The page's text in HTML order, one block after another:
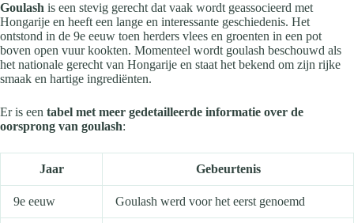
Goulash is een stevig gerecht dat vaak wordt geassocieerd met
Hongarije en heeft een lange en interessante geschiedenis. Het
ontstond in de 9e eeuw toen herders vlees en groenten in een pot
boven open vuur kookten. Momenteel wordt goulash beschouwd als
het nationale gerecht van Hongarije en staat het bekend om zijn rijke
smaak en hartige ingrediënten.
Er is een tabel met meer gedetailleerde informatie over de
oorsprong van goulash:
Jaar Gebeurtenis
9e eeuw Goulash werd voor het eerst genoemd